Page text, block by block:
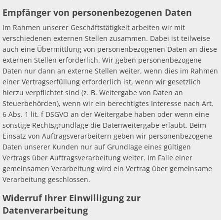
Empfänger von personenbezogenen Daten
Im Rahmen unserer Geschäftstätigkeit arbeiten wir mit
verschiedenen externen Stellen zusammen. Dabei ist teilweise
auch eine Übermittlung von personenbezogenen Daten an diese
externen Stellen erforderlich. Wir geben personenbezogene
Daten nur dann an externe Stellen weiter, wenn dies im Rahmen
einer Vertragserfüllung erforderlich ist, wenn wir gesetzlich
hierzu verpflichtet sind (z. B. Weitergabe von Daten an
Steuerbehörden), wenn wir ein berechtigtes Interesse nach Art.
6 Abs. 1 lit. f DSGVO an der Weitergabe haben oder wenn eine
sonstige Rechtsgrundlage die Datenweitergabe erlaubt. Beim
Einsatz von Auftragsverarbeitern geben wir personenbezogene
Daten unserer Kunden nur auf Grundlage eines gültigen
Vertrags über Auftragsverarbeitung weiter. Im Falle einer
gemeinsamen Verarbeitung wird ein Vertrag über gemeinsame
Verarbeitung geschlossen.
Widerruf Ihrer Einwilligung zur
Datenverarbeitung